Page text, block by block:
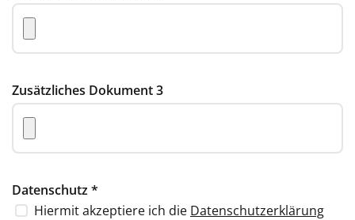
Zusätzliches Dokument 3
Datenschutz*
Hiermit akzeptiere ich die Datenschutzerklärung